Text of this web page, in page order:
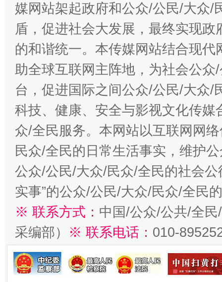
媒网站架起政府和公众/公民/大众/
盾，促进社会大发展，最终实现
的和谐统一。本传媒网站结合现
助全球互联网主阵地，为社会公
台，促进国际之间公众/公民/大众/
科技、健康、安全与影视文化传
众/全民服务。本网站以互联网网
民众/全民的日常生活事实，维护
公众/公民/大众/民众/全民的社会公
实事”的公众/公民/大众/民众/全民
※ 联系方式： 中国/公众/公共/全
采编部） ※ 联系电话： 010-